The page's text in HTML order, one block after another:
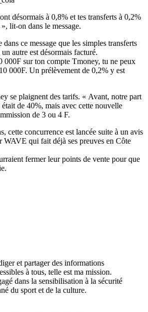
désormais à 0,8% et tes transferts à 0,2%
lit-on dans le message.
ce message que les simples transferts
autre est désormais facturé.
000F sur ton compte Tmoney, tu ne peux
000F. Un prélèvement de 0,2% y est
se plaignent des tarifs. « Avant, notre part
de 40%, mais avec cette nouvelle
de 3 ou 4 F.
cette concurrence est lancée suite à un avis
WAVE qui fait déjà ses preuves en Côte
fermer leur points de vente pour que
et partager des informations
à tous, telle est ma mission.
dans la sensibilisation à la sécurité
du sport et de la culture.